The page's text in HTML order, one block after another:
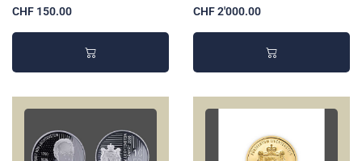
CHF 150.00 CHF 2'000.00